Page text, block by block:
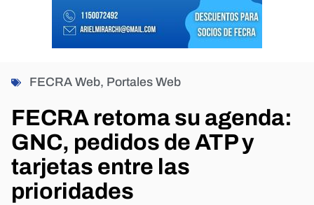
FECRA Web, Portales Web
FECRA retoma su agenda:
GNC, pedidos de ATP y
tarjetas entre las
prioridades